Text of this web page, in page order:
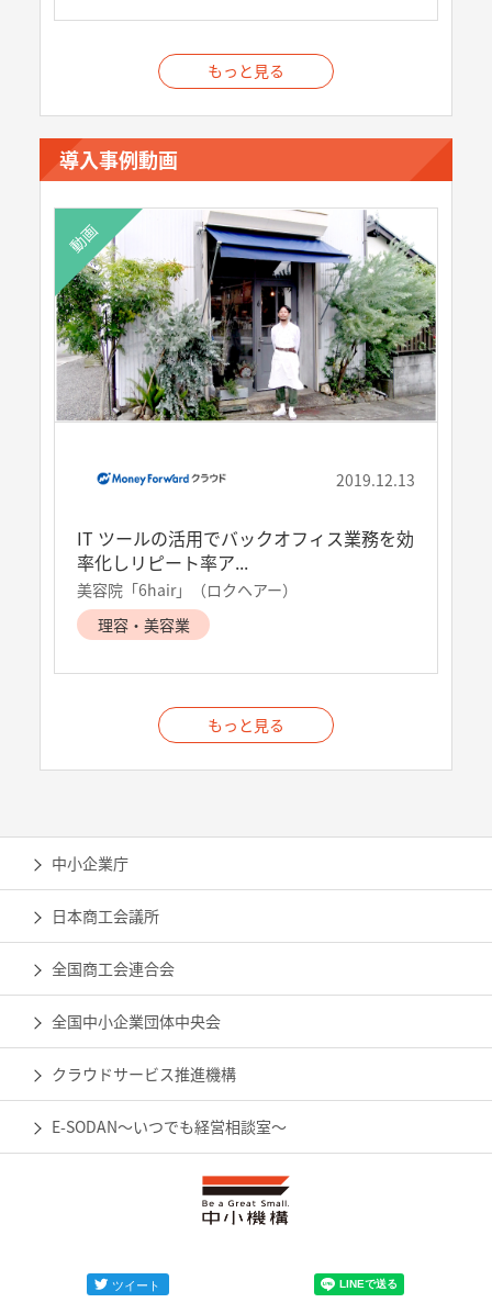
もっと見る
導入事例動画
動画
2019.12.13
IT ツールの活用でバックオフィス業務を効
率化しリピート率ア...
美容院「6hair」（ロクヘアー）
理容・美容業
もっと見る
中小企業庁
日本商工会議所
全国商工会連合会
全国中小企業団体中央会
クラウドサービス推進機構
E-SODAN～いつでも経営相談室～